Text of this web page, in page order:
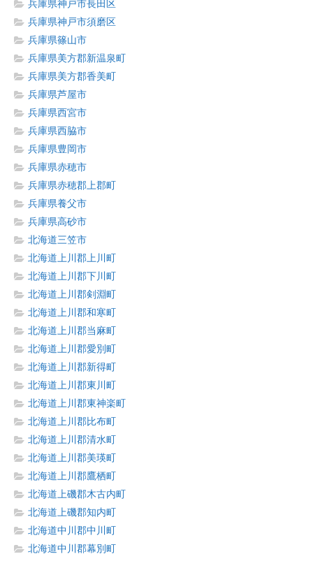
兵庫県神戸市長田区
兵庫県神戸市須磨区
兵庫県篠山市
兵庫県美方郡新温泉町
兵庫県美方郡香美町
兵庫県芦屋市
兵庫県西宮市
兵庫県西脇市
兵庫県豊岡市
兵庫県赤穂市
兵庫県赤穂郡上郡町
兵庫県養父市
兵庫県高砂市
北海道三笠市
北海道上川郡上川町
北海道上川郡下川町
北海道上川郡剣淵町
北海道上川郡和寒町
北海道上川郡当麻町
北海道上川郡愛別町
北海道上川郡新得町
北海道上川郡東川町
北海道上川郡東神楽町
北海道上川郡比布町
北海道上川郡清水町
北海道上川郡美瑛町
北海道上川郡鷹栖町
北海道上磯郡木古内町
北海道上磯郡知内町
北海道中川郡中川町
北海道中川郡幕別町